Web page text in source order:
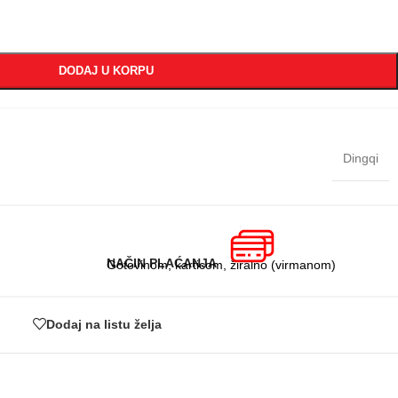
DODAJ U KORPU
Dingqi
NAČIN PLAĆANJA
Gotovinom, karticom, žiralno (virmanom)
Dodaj na listu želja